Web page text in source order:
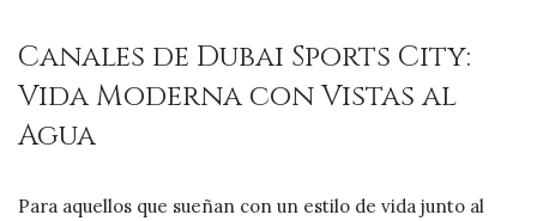
Canales de Dubai Sports City:
Vida Moderna con Vistas al
Agua
Para aquellos que sueñan con un estilo de vida junto al